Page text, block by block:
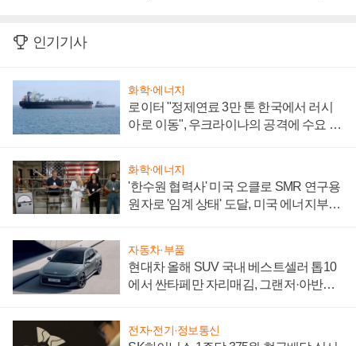
인기기사
화학·에너지
로이터 "정제연료 3만 톤 한국에서 러시
아로 이동", 우크라이나의 공격에 수요 늘
화학·에너지
'한수원 협력사' 미국 오클로 SMR 연구용
원자로 '임계 상태' 도달, 미국 에너지부
자동차·부품
현대차 올해 SUV 국내 베스트셀러 톱10
에서 싼타페만 자리매김, 그랜저·아반떼
전자·전기·정보통신